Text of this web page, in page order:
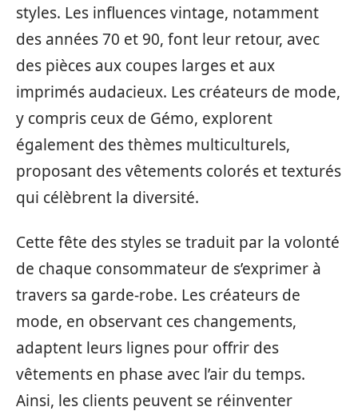
styles. Les influences vintage, notamment
des années 70 et 90, font leur retour, avec
des pièces aux coupes larges et aux
imprimés audacieux. Les créateurs de mode,
y compris ceux de Gémo, explorent
également des thèmes multiculturels,
proposant des vêtements colorés et texturés
qui célèbrent la diversité.
Cette fête des styles se traduit par la volonté
de chaque consommateur de s’exprimer à
travers sa garde-robe. Les créateurs de
mode, en observant ces changements,
adaptent leurs lignes pour offrir des
vêtements en phase avec l’air du temps.
Ainsi, les clients peuvent se réinventer